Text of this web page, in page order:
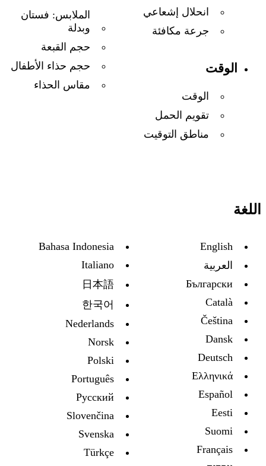
انحلال إشعاعي
جرعة مكافئة
الوقت
الوقت
تقويم الحمل
مناطق التوقيت
الملابس: فستان
وبدلة
حجم القبعة
حجم حذاء الأطفال
مقاس الحذاء
اللغة
English
العربية
Български
Català
Čeština
Dansk
Deutsch
Ελληνικά
Español
Eesti
Suomi
Français
Bahasa Indonesia
Italiano
日本語
한국어
Nederlands
Norsk
Polski
Português
Русский
Slovenčina
Svenska
Türkçe